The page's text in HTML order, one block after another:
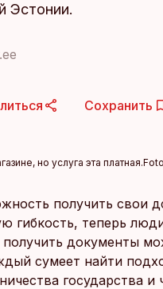
Эстонии.
Сохранить
но услуга эта платная.
получить свои
гибкость, теперь
получить документы
сумеет найти
государства и